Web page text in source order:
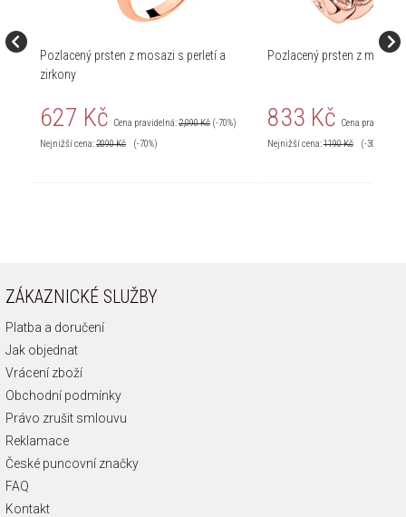
Pozlacený prsten z mosazi s perletí a
zirkony
627 Kč Cena pravidelná:2,090 Kč (-70%)
Nejnižší cena:2090Kč (-70%)
Pozlacený prsten z mosazi
833 Kč Cena pravidelná:
Nejnižší cena:1190Kč (-30%)
ZÁKAZNICKÉ SLUŽBY
Platba a doručení
Jak objednat
Vrácení zboží
Obchodní podmínky
Právo zrušit smlouvu
Reklamace
České puncovní značky
FAQ
Kontakt